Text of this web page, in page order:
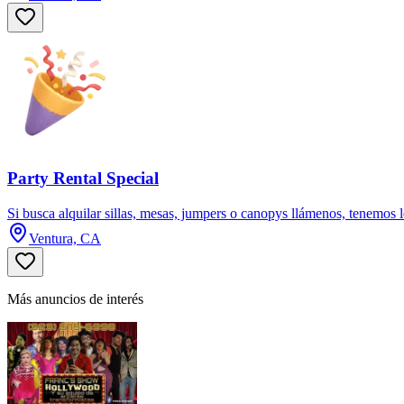
Party Rental Special
Si busca alquilar sillas, mesas, jumpers o canopys llámenos,
Ventura, CA
Más anuncios de interés